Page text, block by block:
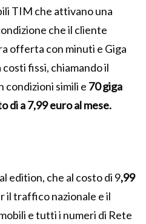
TIM che attivano una
che il cliente
offerta con minuti e Giga
fissi, chiamando il
condizioni simili e 70 giga
di a 7,99 euro al mese.
edition, che al costo di 9,99
il traffico nazionale e il
e tutti i numeri di Rete